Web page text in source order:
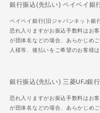
銀行振込(先払い) ペイペイ銀
ペイペイ銀行(旧ジャパンネット銀
恐れ入りますがお振込手数料はお
が団体名などの場合、あらかじめ
人様等、後払いをご希望のお客様
銀行振込(先払い) 三菱UFJ銀行
恐れ入りますがお振込手数料はお
が団体名などの場合、あらかじめ